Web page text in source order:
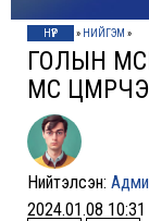
НҮҮР » НИЙГЭМ »
ГОЛЫН
МӨС
Нийтэлсэн:
2024.01.08 10:31